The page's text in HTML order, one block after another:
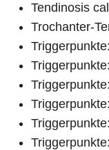
Tendinosis
Trochanter-